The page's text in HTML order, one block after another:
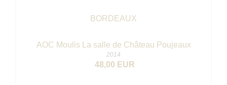
BORDEAUX
AOC Moulis La salle de Château Poujeaux
2014
48,00 EUR